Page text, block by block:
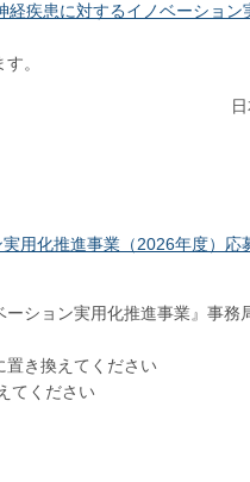
経疾患に対するイノベーション
。
用化推進事業（2026年度）応
ション実用化推進事業』事務
き換えてください
てください